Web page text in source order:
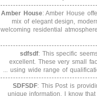
Amber House: Amber House
mix of elegant design,
welcoming residential
sdfsdf: This specific
excellent. These very small
using wide range of
SDFSDF: This Post is
unique information, I know